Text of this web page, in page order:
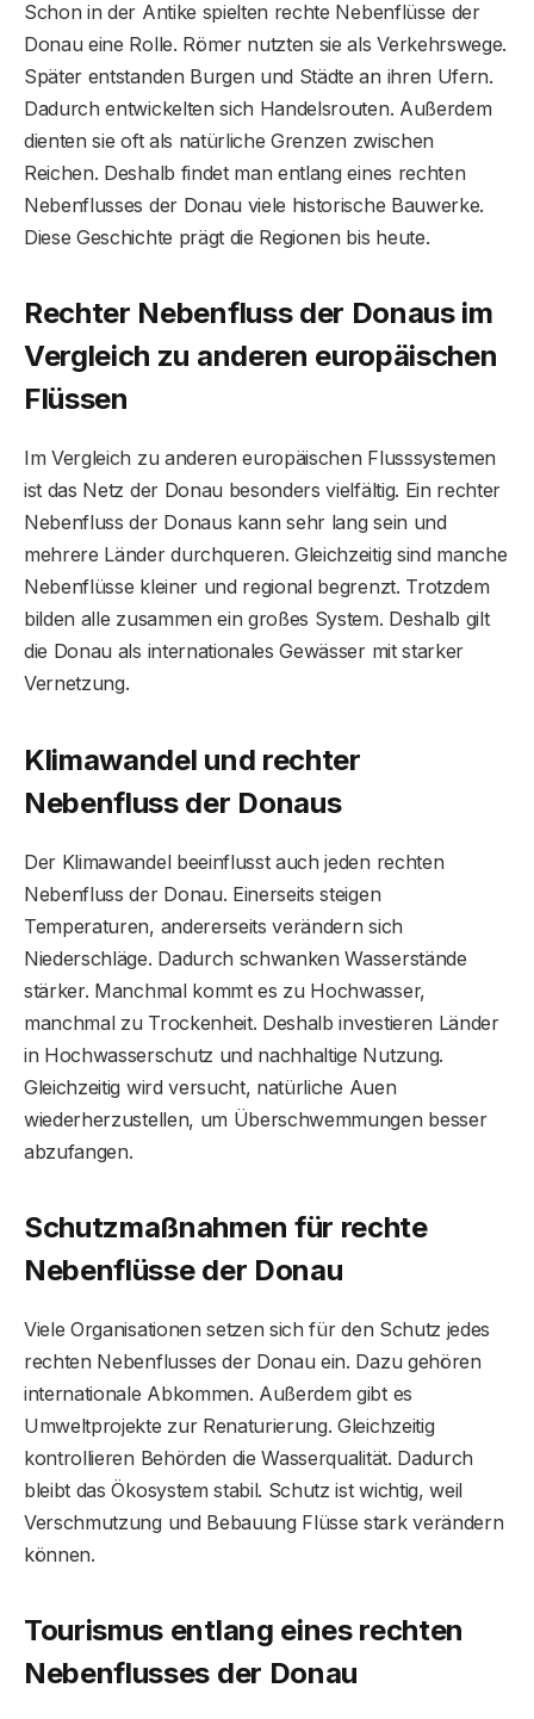
Schon in der Antike spielten rechte Nebenflüsse der
Donau eine Rolle. Römer nutzten sie als Verkehrswege.
Später entstanden Burgen und Städte an ihren Ufern.
Dadurch entwickelten sich Handelsrouten. Außerdem
dienten sie oft als natürliche Grenzen zwischen
Reichen. Deshalb findet man entlang eines rechten
Nebenflusses der Donau viele historische Bauwerke.
Diese Geschichte prägt die Regionen bis heute.
Rechter Nebenfluss der Donaus im
Vergleich zu anderen europäischen
Flüssen
Im Vergleich zu anderen europäischen Flusssystemen
ist das Netz der Donau besonders vielfältig. Ein rechter
Nebenfluss der Donaus kann sehr lang sein und
mehrere Länder durchqueren. Gleichzeitig sind manche
Nebenflüsse kleiner und regional begrenzt. Trotzdem
bilden alle zusammen ein großes System. Deshalb gilt
die Donau als internationales Gewässer mit starker
Vernetzung.
Klimawandel und rechter
Nebenfluss der Donaus
Der Klimawandel beeinflusst auch jeden rechten
Nebenfluss der Donau. Einerseits steigen
Temperaturen, andererseits verändern sich
Niederschläge. Dadurch schwanken Wasserstände
stärker. Manchmal kommt es zu Hochwasser,
manchmal zu Trockenheit. Deshalb investieren Länder
in Hochwasserschutz und nachhaltige Nutzung.
Gleichzeitig wird versucht, natürliche Auen
wiederherzustellen, um Überschwemmungen besser
abzufangen.
Schutzmaßnahmen für rechte
Nebenflüsse der Donau
Viele Organisationen setzen sich für den Schutz jedes
rechten Nebenflusses der Donau ein. Dazu gehören
internationale Abkommen. Außerdem gibt es
Umweltprojekte zur Renaturierung. Gleichzeitig
kontrollieren Behörden die Wasserqualität. Dadurch
bleibt das Ökosystem stabil. Schutz ist wichtig, weil
Verschmutzung und Bebauung Flüsse stark verändern
können.
Tourismus entlang eines rechten
Nebenflusses der Donau